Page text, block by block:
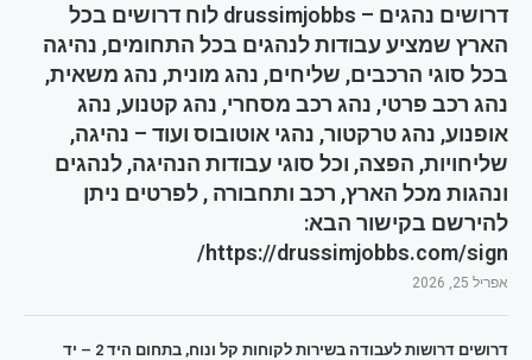
דרושים נהגים – drussimjobbs לוח דרושים בכל
הארץ שמציע עבודות לנהגים בכל התחומים, נהיגה
בכל סוגי הרכבים, שליחים, נהג מונית, נהג משאית,
נהג רכב פרטי, נהג רכב מסחרי, נהג קטנוע, נהג
אופנוע, נהג טרקטור, נהגי אוטובוס ועוד – נהיגה,
שליחויות, הפצה, וכל סוגי עבודות הנהיגה, לנהגים
ונהגות מכל הארץ, רכב ותחבורה , לפרטים ניתן
להירשם בקישור הבא:
https://drussimjobbs.com/sign/
אפריל 25, 2026
דרושים דרושות לעבודה בשירות לקוחות קל ונוח, בתחום היד 2 – יד